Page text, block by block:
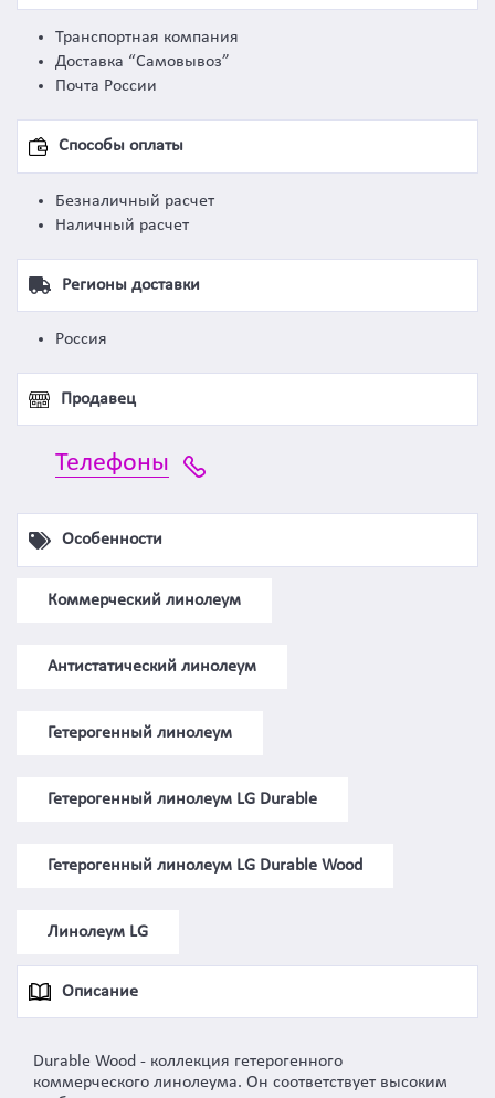
Транспортная компания
Доставка “Самовывоз”
Почта России
Способы оплаты
Безналичный расчет
Наличный расчет
Регионы доставки
Россия
Продавец
Телефоны
Особенности
Коммерческий линолеум
Антистатический линолеум
Гетерогенный линолеум
Гетерогенный линолеум LG Durable
Гетерогенный линолеум LG Durable Wood
Линолеум LG
Описание
Durable Wood - коллекция гетерогенного
коммерческого линолеума. Он соответствует высоким